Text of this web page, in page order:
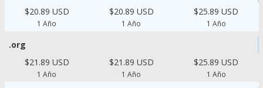
$20.89 USD
1 Año
$20.89 USD
1 Año
$25.89 USD
1 Año
.org
$21.89 USD
1 Año
$21.89 USD
1 Año
$25.89 USD
1 Año